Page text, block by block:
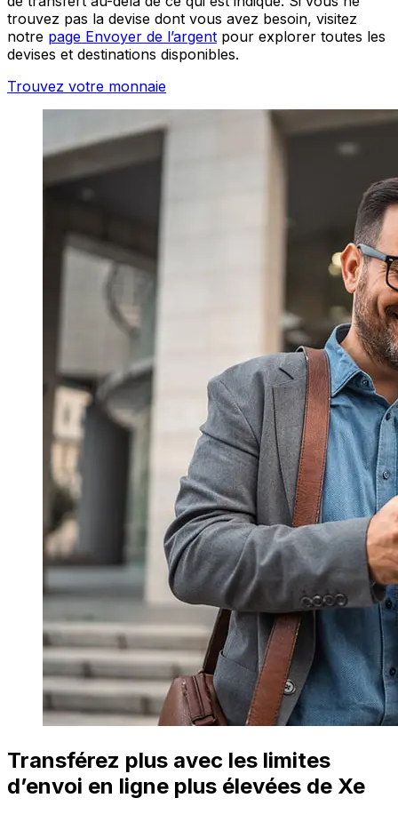
trouvez pas la devise dont vous avez besoin, visitez
notre page Envoyer de l’argent pour explorer toutes les
devises et destinations disponibles.
Trouvez votre monnaie
Transférez plus avec les limites
d’envoi en ligne plus élevées de Xe